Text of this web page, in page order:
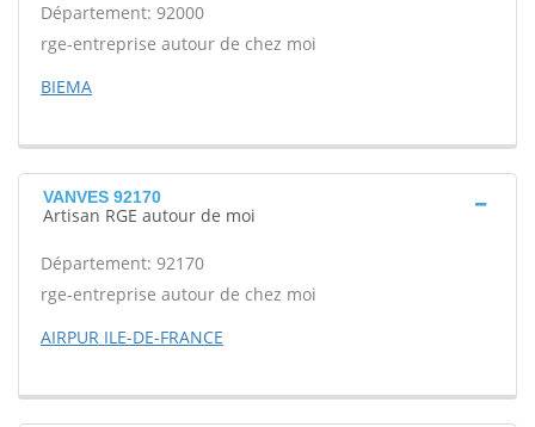
Département: 92000
rge-entreprise autour de chez moi
BIEMA
VANVES 92170
Artisan RGE autour de moi
Département: 92170
rge-entreprise autour de chez moi
AIRPUR ILE-DE-FRANCE